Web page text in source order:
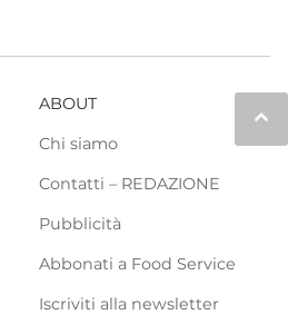
keyboard_arrow_up
ABOUT
Chi siamo
Contatti – REDAZIONE
Pubblicità
Abbonati a Food Service
Iscriviti alla newsletter